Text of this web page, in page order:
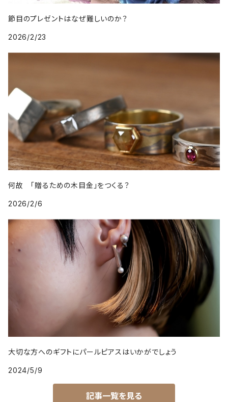
節目のプレゼントはなぜ難しいのか？
2026/2/23
何故 「贈るための木目金」をつくる？
2026/2/6
大切な方へのギフトにパールピアスはいかがでしょう
2024/5/9
記事一覧を見る